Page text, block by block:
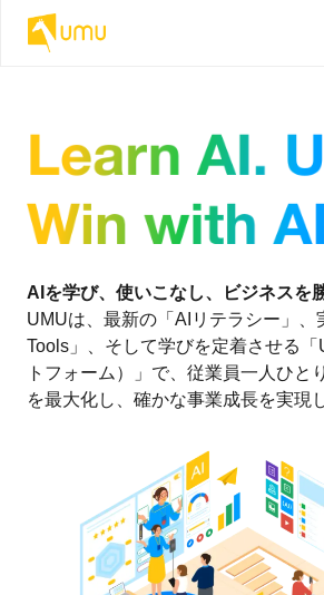
AIを学び、使いこなし、ビジネスを
UMUは、最新の「AIリテラシー」、
Tools」、そして学びを定着させる
トフォーム）」で、従業員一人ひと
を最大化し、確かな事業成長を実現